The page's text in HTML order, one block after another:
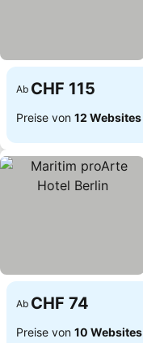
Ab CHF 115
Preise von 12 Websites
Ab CHF 74
Preise von 10 Websites